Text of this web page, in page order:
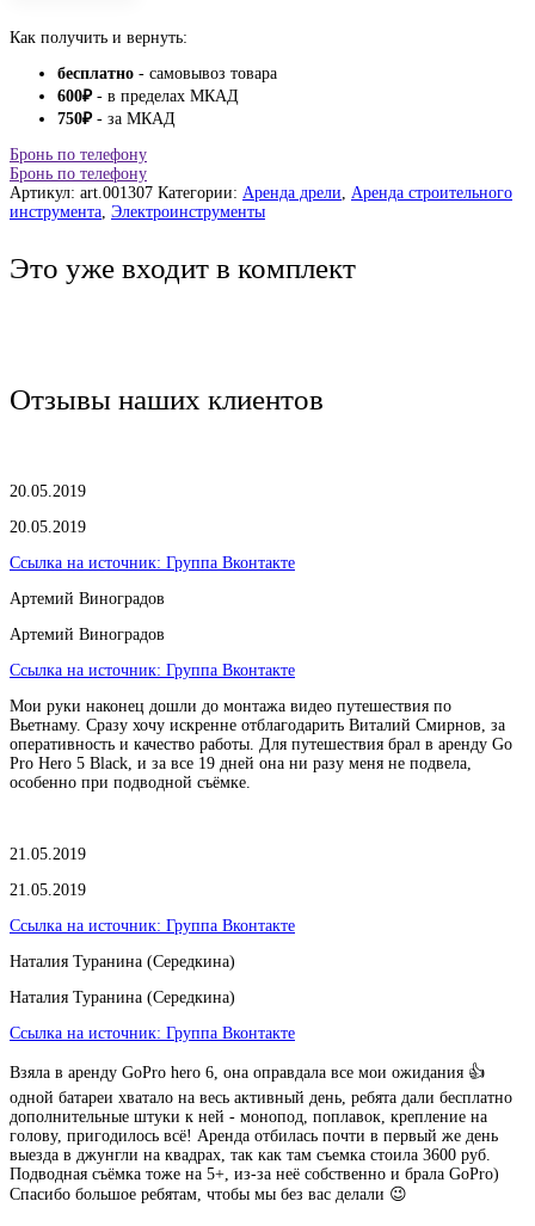
Как получить и вернуть:
бесплатно - самовывоз товара
600₽- в пределах МКАД
750₽- за МКАД
Бронь по телефону
Бронь по телефону
Артикул: art.001307 Категории: Аренда дрели, Аренда строительного
инструмента, Электроинструменты
Это уже входит в комплект
Отзывы наших клиентов
20.05.2019
20.05.2019
Ссылка на источник: Группа Вконтакте
Артемий Виноградов
Артемий Виноградов
Ссылка на источник: Группа Вконтакте
Мои руки наконец дошли до монтажа видео путешествия по
Вьетнаму. Сразу хочу искренне отблагодарить Виталий Смирнов, за
оперативность и качество работы. Для путешествия брал в аренду Go
Pro Hero 5 Black, и за все 19 дней она ни разу меня не подвела,
особенно при подводной съёмке.
21.05.2019
21.05.2019
Ссылка на источник: Группа Вконтакте
Наталия Туранина (Середкина)
Наталия Туранина (Середкина)
Ссылка на источник: Группа Вконтакте
Взяла в аренду GoPro hero 6, она оправдала все мои ожидания 👍
одной батареи хватало на весь активный день, ребята дали бесплатно
дополнительные штуки к ней - монопод, поплавок, крепление на
голову, пригодилось всё! Аренда отбилась почти в первый же день
выезда в джунгли на квадрах, так как там съемка стоила 3600 руб.
Подводная съёмка тоже на 5+, из-за неё собственно и брала GoPro)
Спасибо большое ребятам, чтобы мы без вас делали 😉